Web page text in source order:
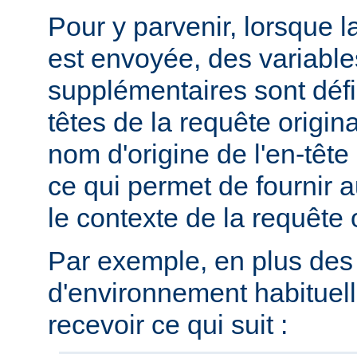
Pour y parvenir, lorsque
est envoyée, des
supplémentaires sont
têtes de la requête
nom d'origine de l'en-
ce qui permet de fournir
le contexte de la requête
Par exemple, en plus
d'environnement
recevoir ce qui suit :